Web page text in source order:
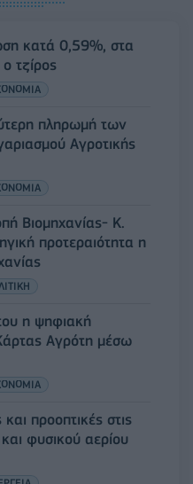
κατά 0,59%, στα
τζίρος
πληρωμή των
Αγροτικής
Βιομηχανίας- Κ.
προτεραιότητα η
η ψηφιακή
Αγρότη μέσω
προοπτικές στις
φυσικού αερίου